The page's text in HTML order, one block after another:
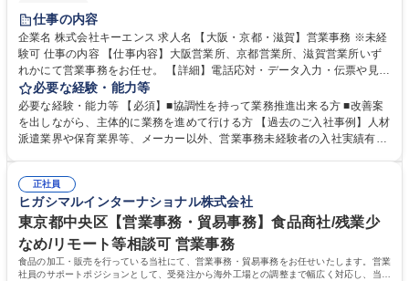
土日祝休み
仕事の内容
企業名 株式会社キーエンス 求人名 【大阪・京都・滋賀】営業事務 ※未経
験可 仕事の内容 【仕事内容】大阪営業所、京都営業所、滋賀営業所いず
れかにて営業事務をお任せ。 【詳細】電話応対・データ入力・伝票や見積
の作成・カタログ送付・来客対応・営業所内で発生する事務業務や業務改
善をお任せ。 【教育制度】ご入社後、育成担当とペアになりながらOJTに
て業務を覚えていただくことが可能です。業務システムがきちんと構築さ
れているため、スムーズに仕事に慣れることができる環境です。また、
募集職種 【大阪・京都・滋賀】営業事務 ※未経験可
必要な経験・能力等
必要な経験・能力等 【必須】■協調性を持って業務推進出来る方 ■改善案
を出しながら、主体的に業務を進めて行ける方 【過去のご入社事例】人材
派遣業界や保育業界等、メーカー以外、営業事務未経験者の入社実績有
えて、お客様や社員の状況に合わせ、能動的なサポート、改善の動きも期
待され。組織を支えるスペシャリストとして、チームに貢献し、結果的に
社員から頼られる存在になることができます。平均19:30の退勤以降の業
務の持ち帰りも禁止されており、メリハリのある働き方となります。 学
歴・資格 学歴：大学院 大学 高専 短大 語学力： 資格：
正社員
ヒガシマルインターナショナル株式会社
東京都中央区【営業事務・貿易事務】食品商社/残業少
なめ/リモート等相談可 営業事務
食品の加工・販売を行っている当社にて、営業事務・貿易事務をお任せいたします。営業
社員のサポートポジションとして、受発注から海外工場との調整まで幅広く対応し、当社